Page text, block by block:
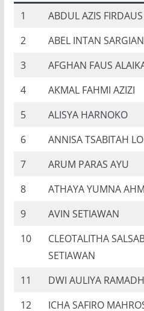
1
ABDUL AZIS FIRDAUS
2
ABEL INTAN
3
AFGHAN FAUS
4
AKMAL FAHMI AZIZI
5
ALISYA HARNOKO
6
ANNISA TSABITAH
7
ARUM PARAS AYU
8
ATHAYA YUMNA
9
AVIN SETIAWAN
10
CLEOTALITHA
SETIAWAN
11 DWI AULIYA
12
ICHA SAFIRO